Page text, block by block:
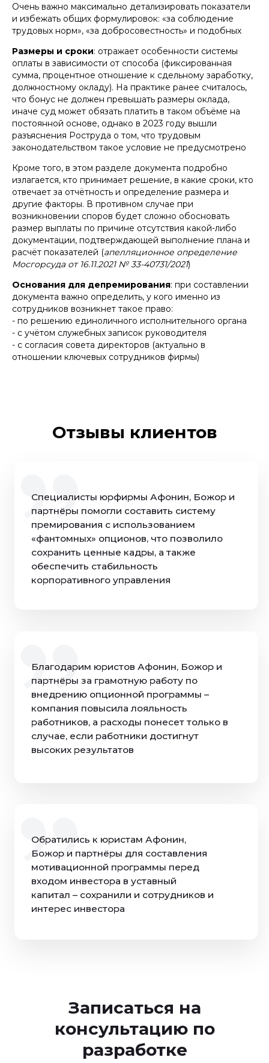
Очень важно максимально детализировать показатели
и избежать общих формулировок: «за соблюдение
трудовых норм», «за добросовестность» и подобных
Размеры и сроки: отражает особенности системы
оплаты в зависимости от способа (фиксированная
сумма, процентное отношение к сдельному заработку,
должностному окладу). На практике ранее считалось,
что бонус не должен превышать размеры оклада,
иначе суд может обязать платить в таком объёме на
постоянной основе, однако в 2023 году вышли
разъяснения Роструда о том, что трудовым
законодательством такое условие не предусмотрено
Кроме того, в этом разделе документа подробно
излагается, кто принимает решение, в какие сроки, кто
отвечает за отчётность и определение размера и
другие факторы. В противном случае при
возникновении споров будет сложно обосновать
размер выплаты по причине отсутствия какой-либо
документации, подтверждающей выполнение плана и
расчёт показателей (апелляционное определение
Мосгорсуда от 16.11.2021 № 33-40731/2021)
Основания для депремирования: при составлении
документа важно определить, у кого именно из
сотрудников возникнет такое право:
- по решению единоличного исполнительного органа
- с учётом служебных записок руководителя
- с согласия совета директоров (актуально в
отношении ключевых сотрудников фирмы)
Отзывы клиентов
Записаться на
консультацию по
разработке